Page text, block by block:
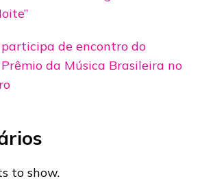
participa de encontro do
da Música Brasileira no
to show.